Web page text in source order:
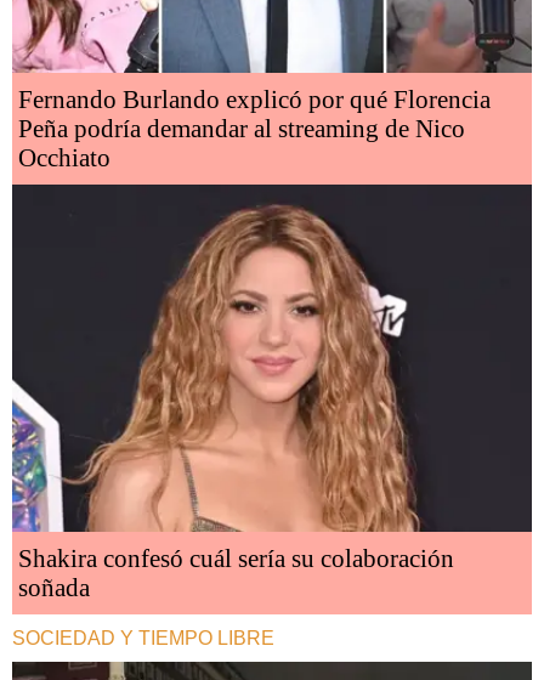
Fernando Burlando explicó por qué Florencia
Peña podría demandar al streaming de Nico
Occhiato
Shakira confesó cuál sería su colaboración
soñada
SOCIEDAD Y TIEMPO LIBRE